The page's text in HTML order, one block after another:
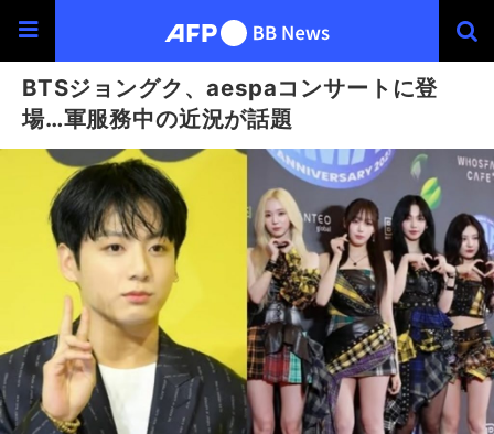
BTSジョングク、aespaコンサートに登
場…軍服務中の近況が話題